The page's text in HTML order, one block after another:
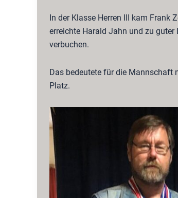
In der Klasse Herren III kam Frank
erreichte Harald Jahn und zu
verbuchen.
Das bedeutete für die Mannschaft
Platz.